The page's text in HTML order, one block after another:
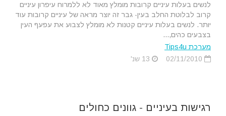
לנשים בעלות עיניים קרובות מומלץ מאוד לא ללמרוח עיפרון עיניים
קרוב לבלוטת החלב בעין- גבר זה יוצר מראה של עיניים קרובות עוד
יותר. לנשים בעלות עיניים קטנות לא מומלץ לצבוע את עפעף העין
בצבעים כהים,...
מערכת Tips4u
רגישות בעיניים - גוונים כחולים